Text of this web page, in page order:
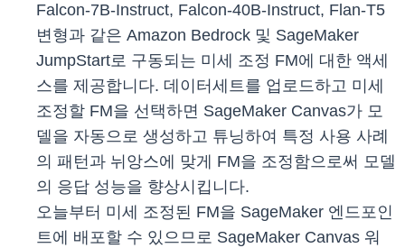
Falcon-7B-Instruct, Falcon-40B-Instruct, Flan-T5
변형과 같은 Amazon Bedrock 및 SageMaker
JumpStart로 구동되는 미세 조정 FM에 대한 액세
스를 제공합니다. 데이터세트를 업로드하고 미세
조정할 FM을 선택하면 SageMaker Canvas가 모
델을 자동으로 생성하고 튜닝하여 특정 사용 사례
의 패턴과 뉘앙스에 맞게 FM을 조정함으로써 모델
의 응답 성능을 향상시킵니다.
오늘부터 미세 조정된 FM을 SageMaker 엔드포인
트에 배포할 수 있으므로 SageMaker Canvas 워